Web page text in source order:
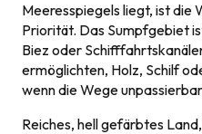
Meeresspiegels liegt, ist die
Priorität. Das Sumpfgebiet
Biez oder
ermöglichten, Holz, Schilf
wenn die Wege
Reiches, hell gefärbtes